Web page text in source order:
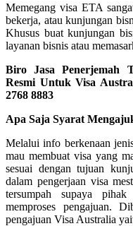
Memegang visa ETA
bekerja, atau kunjungan
Khusus buat kunjungan
layanan bisnis atau
Biro Jasa Penerjemah
Resmi Untuk Visa
2768 8883
Apa Saja Syarat
Melalui info berkenaan
mau membuat visa yang
sesuai dengan tujuan
dalam pengerjaan visa
tersumpah supaya
memproses pengajuan.
pengajuan Visa Australia